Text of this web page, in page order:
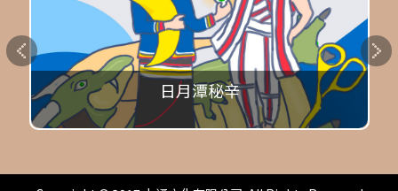
日月潭秘辛